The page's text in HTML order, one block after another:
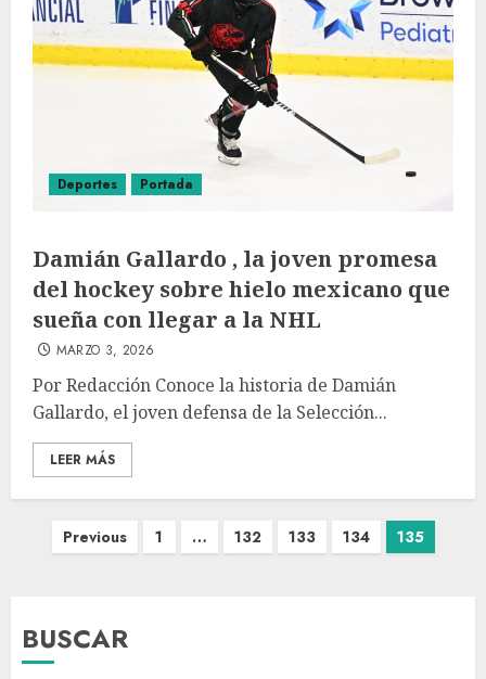
Deportes Portada
Damián Gallardo , la joven promesa
del hockey sobre hielo mexicano que
sueña con llegar a la NHL
MARZO 3, 2026
Por Redacción Conoce la historia de Damián
Gallardo, el joven defensa de la Selección...
LEER MÁS
Previous 1 … 132 133 134 135
BUSCAR